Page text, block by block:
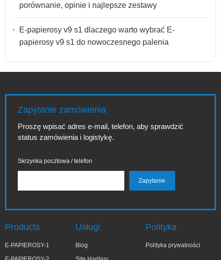
porównanie, opinie i najlepsze zestawy
E-papierosy v9 s1 dlaczego warto wybrać E-
papierosy v9 s1 do nowoczesnego palenia
Zapytanie zamówienia
Proszę wpisać adres e-mail, telefon, aby sprawdzić
status zamówienia i logistykę.
Skrzynka pocztowa / telefon
Products
E-PAPIEROSY-1
Usługi
Blog
Polityka
Polityka prywatności